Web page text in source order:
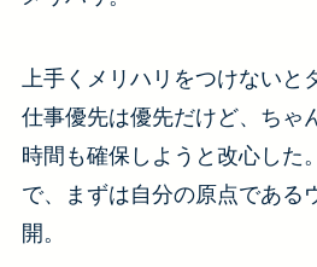
上手くメリハリをつけないと
仕事優先は優先だけど、ちゃ
時間も確保しようと改心した。
で、まずは自分の原点である
開。